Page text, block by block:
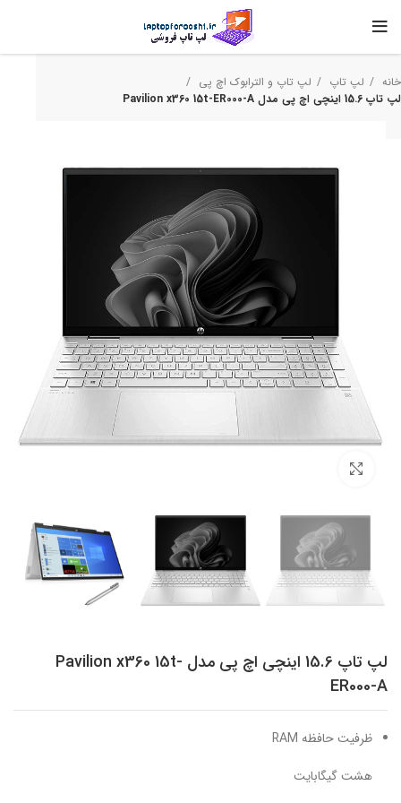
خانه لپ تاپ
لپ تاپ و الترابوک اچ‌ پی
لپ تاپ 15.6 اینچی اچ پی مدل Pavilion x360 15t-ER000-A
لپ تاپ 15.6 اینچی اچ پی مدل Pavilion x360 15t-
ER000-A
ظرفیت حافظه RAM
هشت گیگابایت